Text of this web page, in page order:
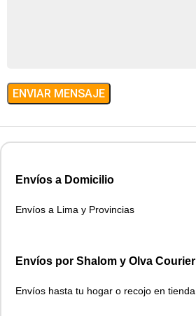
ENVIAR MENSAJE
Envíos a Domicilio
Envíos a Lima y Provincias
Envíos por Shalom y Olva Courier
Envíos hasta tu hogar o recojo en tienda